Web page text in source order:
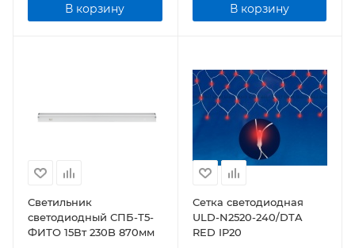
В корзину В корзину
Светильник
светодиодный СПБ-Т5-
ФИТО 15Вт 230B 870мм
Сетка светодиодная
ULD-N2520-240/DTA
RED IP20